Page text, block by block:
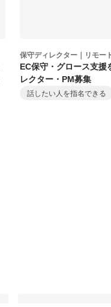
保守ディレクター｜リモー
EC保守・グロース支援
レクター・PM募集
話したい人を指名できる